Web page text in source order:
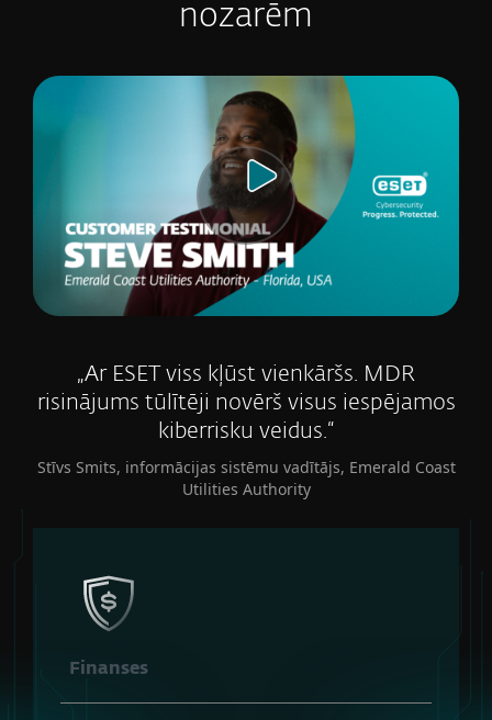
nozarēm
„Ar ESET viss kļūst vienkāršs. MDR
risinājums tūlītēji novērš visus iespējamos
kiberrisku veidus.“
Stīvs Smits, informācijas sistēmu vadītājs, Emerald Coast
Utilities Authority
Finanses